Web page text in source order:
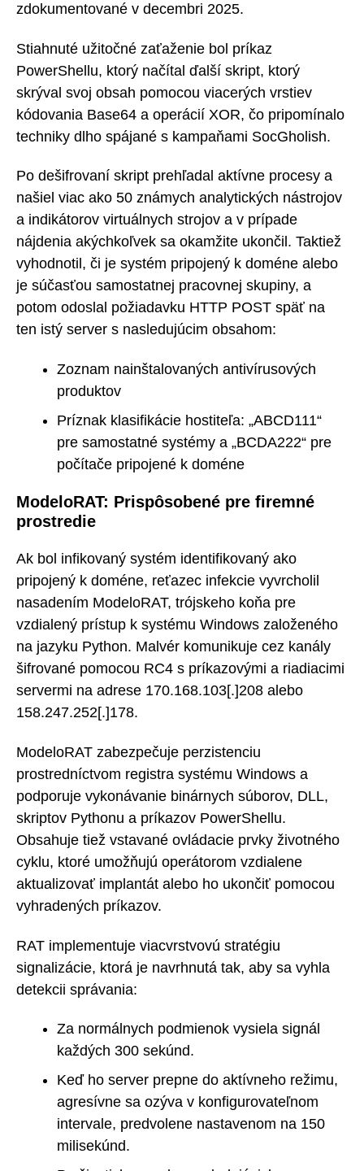
zdokumentované v decembri 2025.
Stiahnuté užitočné zaťaženie bol príkaz
PowerShellu, ktorý načítal ďalší skript, ktorý
skrýval svoj obsah pomocou viacerých vrstiev
kódovania Base64 a operácií XOR, čo pripomínalo
techniky dlho spájané s kampaňami SocGholish.
Po dešifrovaní skript prehľadal aktívne procesy a
našiel viac ako 50 známych analytických nástrojov
a indikátorov virtuálnych strojov a v prípade
nájdenia akýchkoľvek sa okamžite ukončil. Taktiež
vyhodnotil, či je systém pripojený k doméne alebo
je súčasťou samostatnej pracovnej skupiny, a
potom odoslal požiadavku HTTP POST späť na
ten istý server s nasledujúcim obsahom:
Zoznam nainštalovaných antivírusových
produktov
Príznak klasifikácie hostiteľa: „ABCD111“
pre samostatné systémy a „BCDA222“ pre
počítače pripojené k doméne
ModeloRAT: Prispôsobené pre firemné
prostredie
Ak bol infikovaný systém identifikovaný ako
pripojený k doméne, reťazec infekcie vyvrcholil
nasadením ModeloRAT, trójskeho koňa pre
vzdialený prístup k systému Windows založeného
na jazyku Python. Malvér komunikuje cez kanály
šifrované pomocou RC4 s príkazovými a riadiacimi
servermi na adrese 170.168.103[.]208 alebo
158.247.252[.]178.
ModeloRAT zabezpečuje perzistenciu
prostredníctvom registra systému Windows a
podporuje vykonávanie binárnych súborov, DLL,
skriptov Pythonu a príkazov PowerShellu.
Obsahuje tiež vstavané ovládacie prvky životného
cyklu, ktoré umožňujú operátorom vzdialene
aktualizovať implantát alebo ho ukončiť pomocou
vyhradených príkazov.
RAT implementuje viacvrstvovú stratégiu
signalizácie, ktorá je navrhnutá tak, aby sa vyhla
detekcii správania:
Za normálnych podmienok vysiela signál
každých 300 sekúnd.
Keď ho server prepne do aktívneho režimu,
agresívne sa ozýva v konfigurovateľnom
intervale, predvolene nastavenom na 150
milisekúnd.